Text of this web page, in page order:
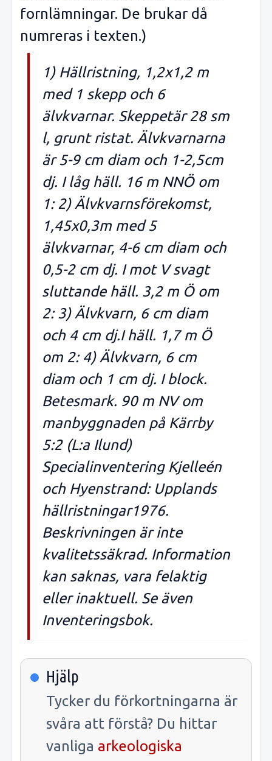
fornlämningar. De brukar då
numreras i texten.)
1) Hällristning, 1,2x1,2 m
med 1 skepp och 6
älvkvarnar. Skeppetär 28 sm
l, grunt ristat. Älvkvarnarna
är 5-9 cm diam och 1-2,5cm
dj. I låg häll. 16 m NNÖ om
1: 2) Älvkvarnsförekomst,
1,45x0,3m med 5
älvkvarnar, 4-6 cm diam och
0,5-2 cm dj. I mot V svagt
sluttande häll. 3,2 m Ö om
2: 3) Älvkvarn, 6 cm diam
och 4 cm dj.I häll. 1,7 m Ö
om 2: 4) Älvkvarn, 6 cm
diam och 1 cm dj. I block.
Betesmark. 90 m NV om
manbyggnaden på Kärrby
5:2 (L:a Ilund)
Specialinventering Kjelleén
och Hyenstrand: Upplands
hällristningar1976.
Beskrivningen är inte
kvalitetssäkrad. Information
kan saknas, vara felaktig
eller inaktuell. Se även
Inventeringsbok.
Hjälp
Tycker du förkortningarna är
svåra att förstå? Du hittar
vanliga arkeologiska